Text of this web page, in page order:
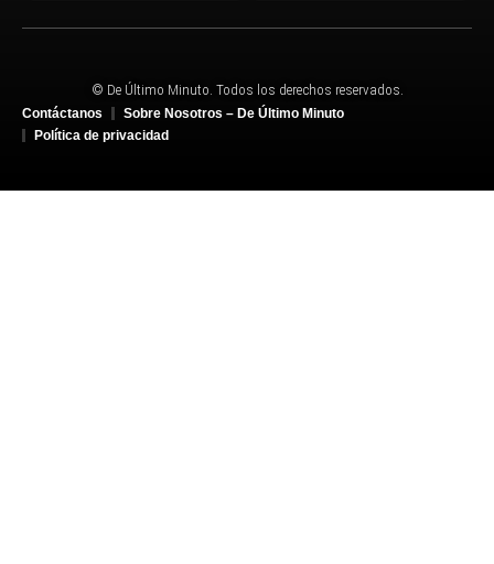
© De Último Minuto. Todos los derechos reservados.
Contáctanos
Sobre Nosotros – De Último Minuto
Política de privacidad